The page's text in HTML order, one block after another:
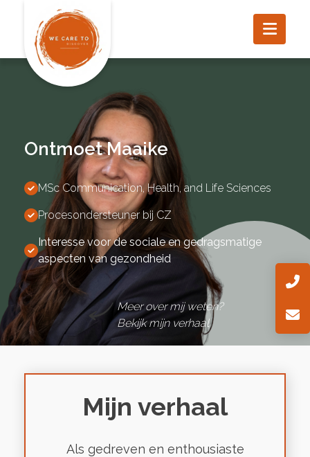
Ontmoet Maaike
MSc Communication, Health, and Life Sciences
Procesondersteuner bij CZ
Interesse voor de sociale en gedragsmatige
aspecten van gezondheid
Meer over mij weten?
Bekijk mijn verhaal
Mijn verhaal
Als gedreven en enthousiaste